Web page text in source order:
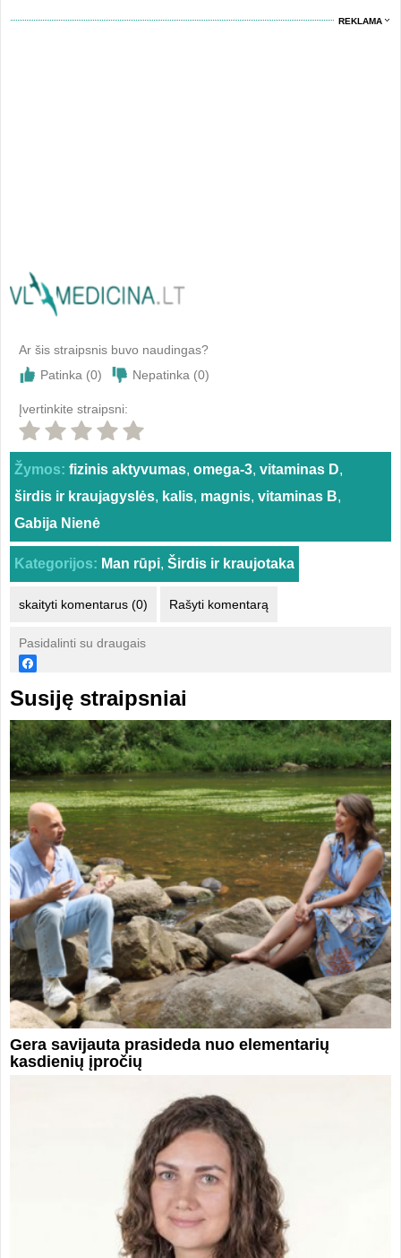
REKLAMA
Ar šis straipsnis buvo naudingas?
Patinka (0) Nepatinka (0)
Įvertinkite straipsni:
Žymos: fizinis aktyvumas, omega-3, vitaminas D,
širdis ir kraujagyslės, kalis, magnis, vitaminas B,
Gabija Nienė
Kategorijos: Man rūpi, Širdis ir kraujotaka
skaityti komentarus (0) Rašyti komentarą
Pasidalinti su draugais
Susiję straipsniai
Gera savijauta prasideda nuo elementarių
kasdienių įpročių